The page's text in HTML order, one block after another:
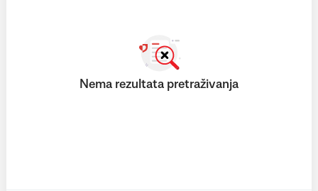
Nema rezultata pretraživanja